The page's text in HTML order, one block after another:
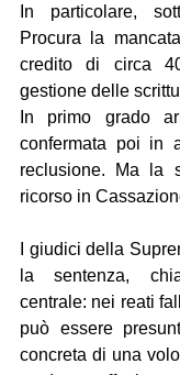
In particolare,
Procura la
credito di circa
gestione delle
In primo grado
confermata poi in
reclusione. Ma la
ricorso in
I giudici della
la sentenza,
centrale: nei reati
può essere
concreta di una